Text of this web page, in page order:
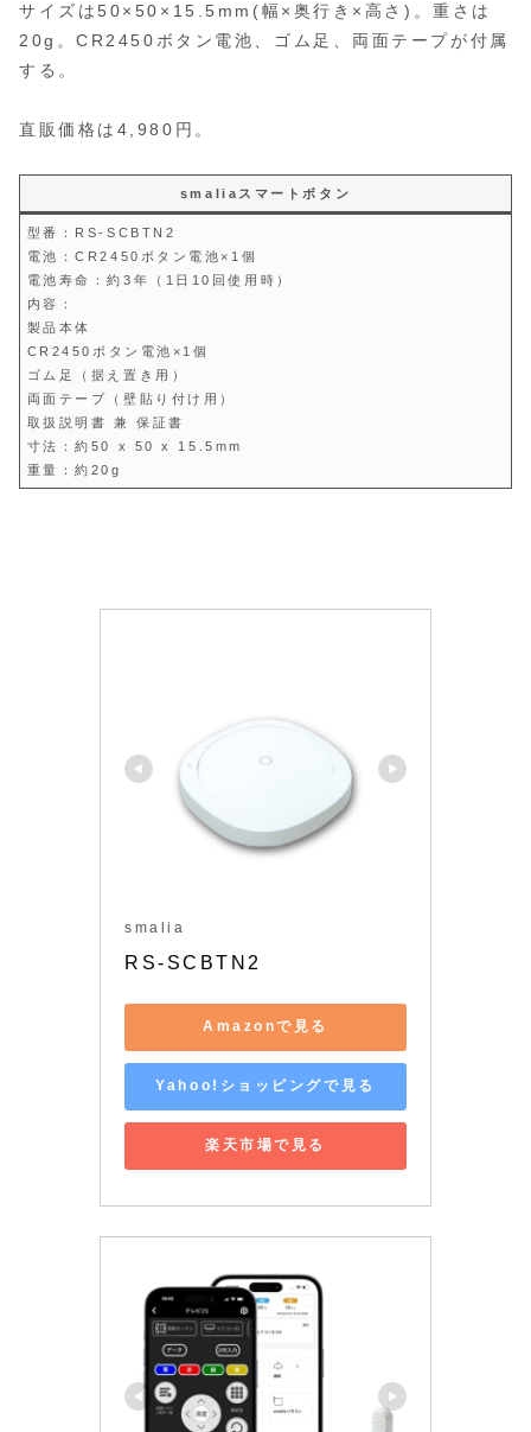
サイズは50×50×15.5mm(幅×奥行き×高さ)。重さは
20g。CR2450ボタン電池、ゴム足、両面テープが付属
する。
直販価格は4,980円。
smaliaスマートボタン
型番：RS-SCBTN2
電池：CR2450ボタン電池×1個
電池寿命：約3年（1日10回使用時）
内容：
製品本体
CR2450ボタン電池×1個
ゴム足（据え置き用）
両面テープ（壁貼り付け用）
取扱説明書 兼 保証書
寸法：約50 x 50 x 15.5mm
重量：約20g
smalia
RS-SCBTN2
Amazonで見る
Yahoo!ショッピングで見る
楽天市場で見る